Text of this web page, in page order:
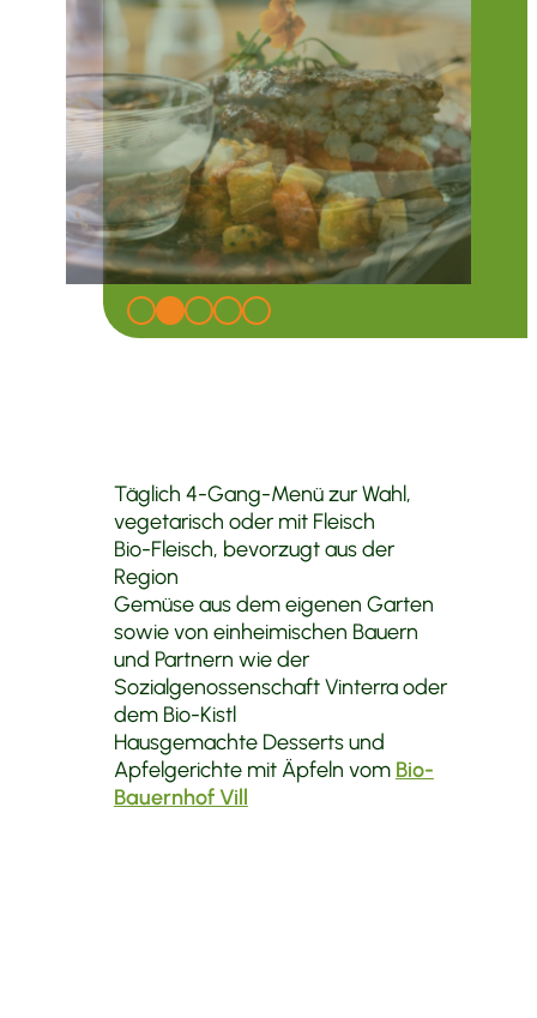
Täglich 4-Gang-Menü zur Wahl,
vegetarisch oder mit Fleisch
Bio-Fleisch, bevorzugt aus der
Region
Gemüse aus dem eigenen Garten
sowie von einheimischen Bauern
und Partnern wie der
Sozialgenossenschaft Vinterra oder
dem Bio-Kistl
Hausgemachte Desserts und
Apfelgerichte mit Äpfeln vom Bio-
Bauernhof Vill